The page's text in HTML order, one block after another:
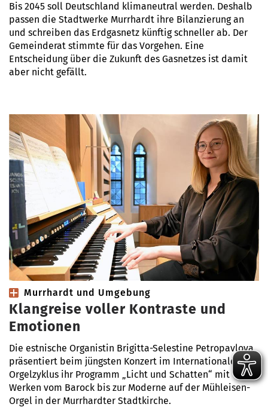
Bis 2045 soll Deutschland klimaneutral werden. Deshalb
passen die Stadtwerke Murrhardt ihre Bilanzierung an
und schreiben das Erdgasnetz künftig schneller ab. Der
Gemeinderat stimmte für das Vorgehen. Eine
Entscheidung über die Zukunft des Gasnetzes ist damit
aber nicht gefällt.
Murrhardt und Umgebung
Klangreise voller Kontraste und
Emotionen
Die estnische Organistin Brigitta-Selestine Petropavlova
präsentiert beim jüngsten Konzert im Internationalen
Orgelzyklus ihr Programm „Licht und Schatten“ mit
Werken vom Barock bis zur Moderne auf der Mühleisen-
Orgel in der Murrhardter Stadtkirche.